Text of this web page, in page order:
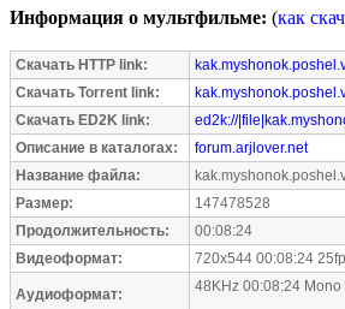
Информация о мультфильме: (как
Скачать HTTP link:
Скачать Torrent link:
Скачать ED2K link:
ed2k://
Описание в каталогах:
forum.arjlover.net
Название файла:
Размер:
147478528
Продолжительность:
00:08:24
Видеоформат:
720x544 00:08:24
Аудиоформат: 48KHz 00:08:24